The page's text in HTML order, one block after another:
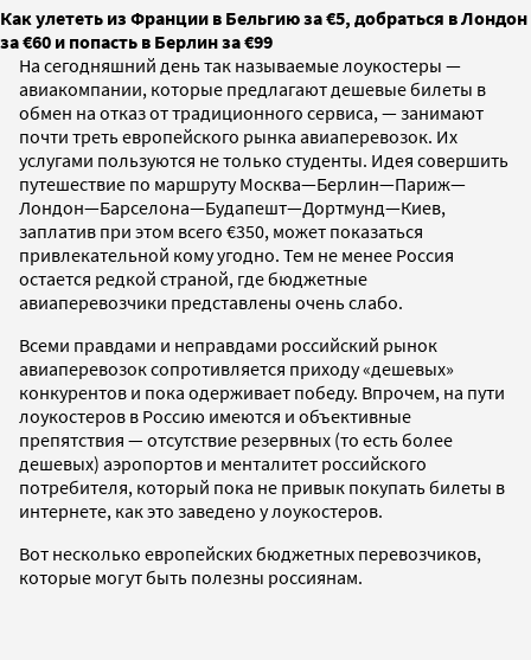
Как улететь из Франции в Бельгию за €5, добраться в Лондон
за €60 и попасть в Берлин за €99
На сегодняшний день так называемые лоукостеры —
авиакомпании, которые предлагают дешевые билеты в
обмен на отказ от традиционного сервиса, — занимают
почти треть европейского рынка авиаперевозок. Их
услугами пользуются не только студенты. Идея совершить
путешествие по маршруту Москва—Берлин—Париж—
Лондон—Барселона—Будапешт—Дортмунд—Киев,
заплатив при этом всего €350, может показаться
привлекательной кому угодно. Тем не менее Россия
остается редкой страной, где бюджетные
авиаперевозчики представлены очень слабо.
Всеми правдами и неправдами российский рынок
авиаперевозок сопротивляется приходу «дешевых»
конкурентов и пока одерживает победу. Впрочем, на пути
лоукостеров в Россию имеются и объективные
препятствия — отсутствие резервных (то есть более
дешевых) аэропортов и менталитет российского
потребителя, который пока не привык покупать билеты в
интернете, как это заведено у лоукостеров.
Вот несколько европейских бюджетных перевозчиков,
которые могут быть полезны россиянам.